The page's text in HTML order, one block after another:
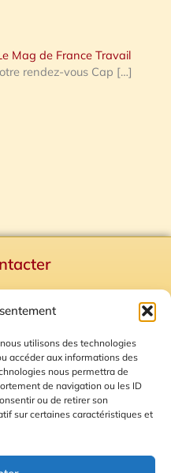
utilisons des technologies
accéder aux informations des
nous permettra de
de navigation ou les ID
ou de retirer son
sur certaines caractéristiques et
Mag de France Travail
rendez-vous Cap […]
Plan du site
Cookies